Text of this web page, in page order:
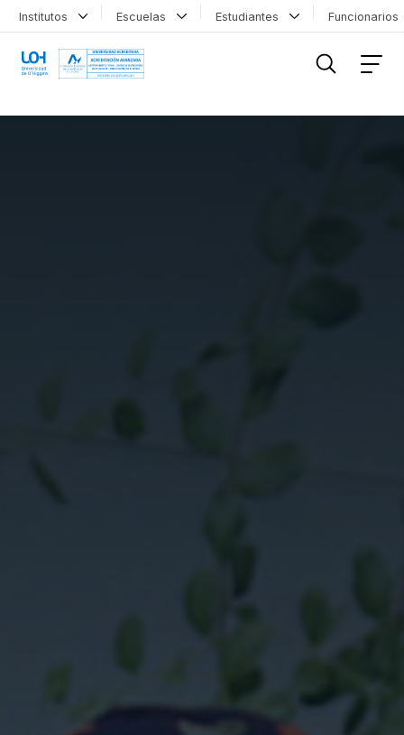
Institutos Escuelas Estudiantes